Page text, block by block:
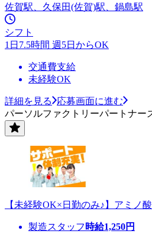
佐賀駅、久保田(佐賀)駅、鍋島駅
シフト
1日7.5時間 週5日からOK
交通費支給
未経験OK
詳細を見る
応募画面に進む
パーソルファクトリーパートナー
【未経験OK×日勤のみ♪】アミノ
製造スタッフ 時給1,250円